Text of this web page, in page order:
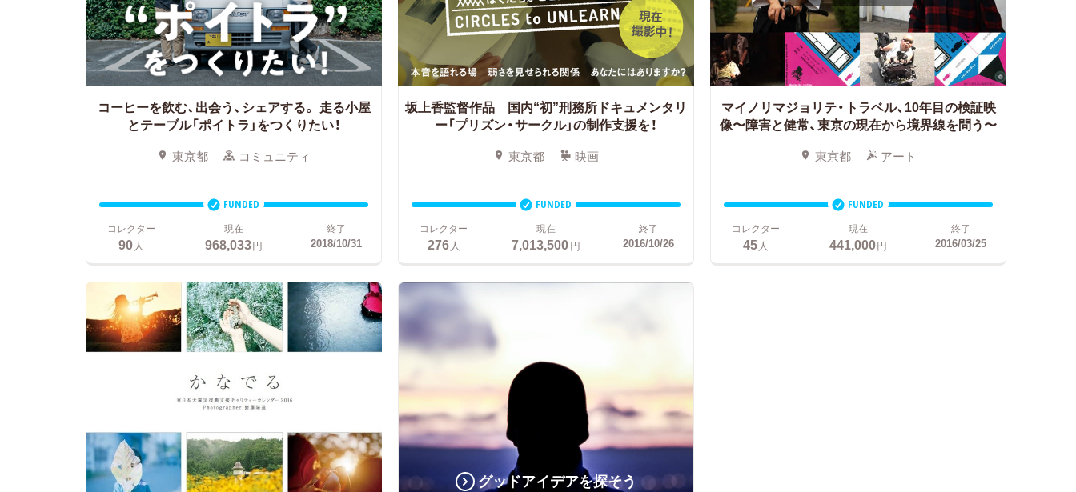
コーヒーを飲む、出会う、シェアする。 走る小屋
とテーブル「ポイトラ」をつくりたい！
東京都 コミュニティ
FUNDED
コレクター
90 人
現在
968,033円
終了
2018/10/31
坂上香監督作品 国内“初”刑務所ドキュメンタリ
ー「プリズン・サークル」の制作支援を！
東京都 映画
FUNDED
コレクター
276 人
現在
7,013,500円
終了
2016/10/26
マイノリマジョリテ・トラベル、10年目の検証映
像〜障害と健常、東京の現在から境界線を問う〜
東京都 アート
FUNDED
コレクター
45 人
現在
441,000円
終了
2016/03/25
グッドアイデアを探そう